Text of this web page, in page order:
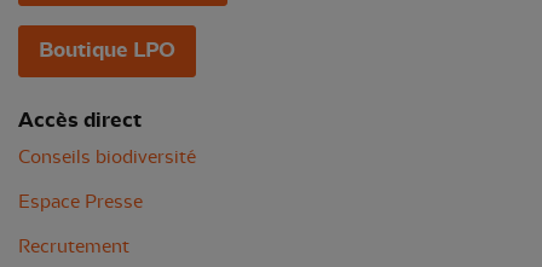
Boutique LPO
Accès direct
Conseils biodiversité
Espace Presse
Recrutement